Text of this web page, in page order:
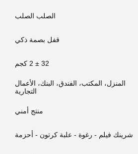
الصلب الصلب
قفل بصمة ذكي
32 ± 2 كجم
المنزل، المكتب، الفندق، البنك، الأعمال
التجارية
منتج أمني
شرينك فيلم - رغوة - علبة كرتون - أحزمة